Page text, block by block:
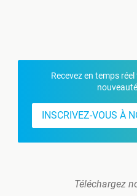
Recevez en temps
INSCRIVEZ-VOUS À
Téléchargez